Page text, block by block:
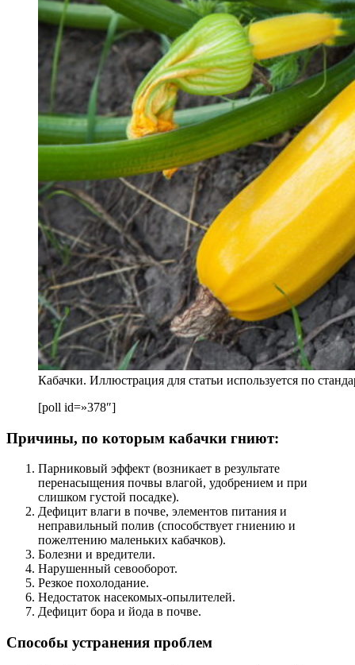
Кабачки. Иллюстрация для статьи используется по
[poll id=»378″]
Причины, по которым кабачки гниют:
Парниковый эффект (возникает в результате
перенасыщения почвы влагой, удобрением и при
слишком густой посадке).
Дефицит влаги в почве, элементов питания и
неправильный полив (способствует гниению и
пожелтению маленьких кабачков).
Болезни и вредители.
Нарушенный севооборот.
Резкое похолодание.
Недостаток насекомых-опылителей.
Дефицит бора и йода в почве.
Способы устранения проблем